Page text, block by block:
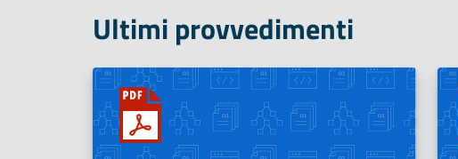
Ultimi provvedimenti